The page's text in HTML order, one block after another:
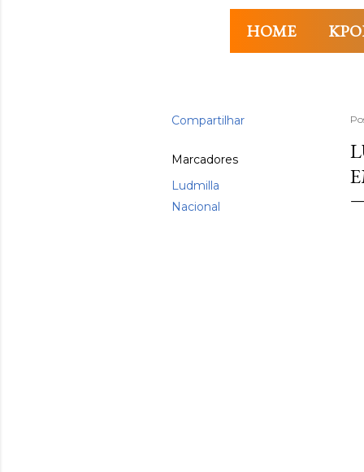
HOME
Compartilhar
Marcadores
Ludmilla
Nacional